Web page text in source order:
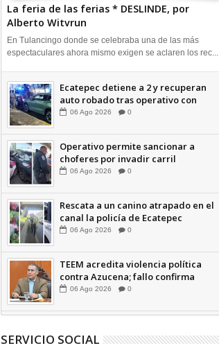
La feria de las ferias * DESLINDE, por
Alberto Witvrun
En Tulancingo donde se celebraba una de las más
espectaculares ahora mismo exigen se aclaren los rec...
Ecatepec detiene a 2 y recuperan
auto robado tras operativo con
Tecámac +Video | INFORMATIVA
06 Ago 2026 0
Operativo permite sancionar a
choferes por invadir carril
confinado: Ecatepec +Video |
06 Ago 2026 0
Rescata a un canino atrapado en el
canal la policía de Ecatepec
INFORMATIVA
06 Ago 2026 0
TEEM acredita violencia política
contra Azucena; fallo confirma
guerra sucia: Octavio Martínez
06 Ago 2026 0
SERVICIO SOCIAL